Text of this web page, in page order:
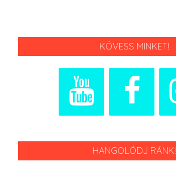
KÖVESS MINKET!
HANGOLÓDJ RÁNK!